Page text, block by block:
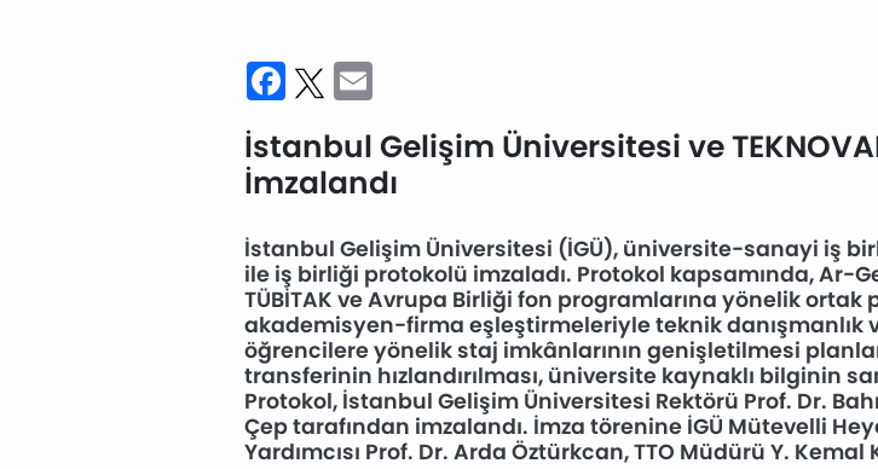
Facebook
Twitter
İstanbul Gelişim Üniversitesi ve
İmzalandı
İstanbul Gelişim Üniversitesi (İGÜ), üniversite-sanayi iş
ile iş birliği protokolü imzaladı. Protokol kapsamında, Ar-
TÜBİTAK ve Avrupa Birliği fon programlarına yönelik ortak
akademisyen-firma eşleştirmeleriyle teknik
öğrencilere yönelik staj imkânlarının genişletilmesi
transferinin hızlandırılması, üniversite kaynaklı bilginin
Protokol, İstanbul Gelişim Üniversitesi Rektörü Prof. Dr.
Çep tarafından imzalandı. İmza törenine İGÜ Mütevelli
Yardımcısı Prof. Dr. Arda Öztürkcan, TTO Müdürü Y.